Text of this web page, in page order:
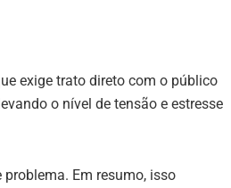
exige trato direto com o público
o nível de tensão e estresse
Em resumo, isso